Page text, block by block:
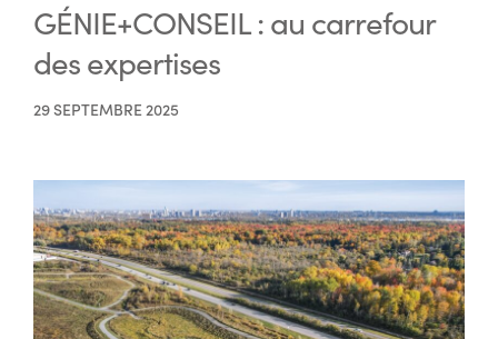
GÉNIE+CONSEIL : au carrefour
des expertises
29 SEPTEMBRE 2025